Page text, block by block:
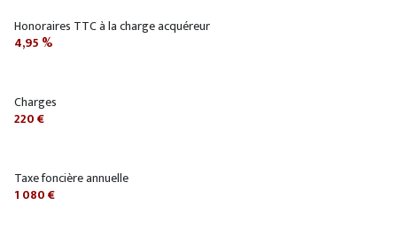
Honoraires TTC à la charge acquéreur
4,95 %
Charges
220 €
Taxe foncière annuelle
1 080 €